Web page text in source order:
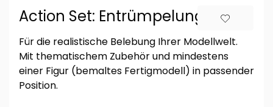
Action Set: Entrümpelung
Für die realistische Belebung Ihrer Modellwelt.
Mit thematischem Zubehör und mindestens
einer Figur (bemaltes Fertigmodell) in passender
Position.